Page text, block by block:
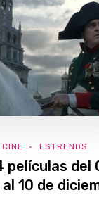
CINE ESTRENOS
películas del
al 10 de